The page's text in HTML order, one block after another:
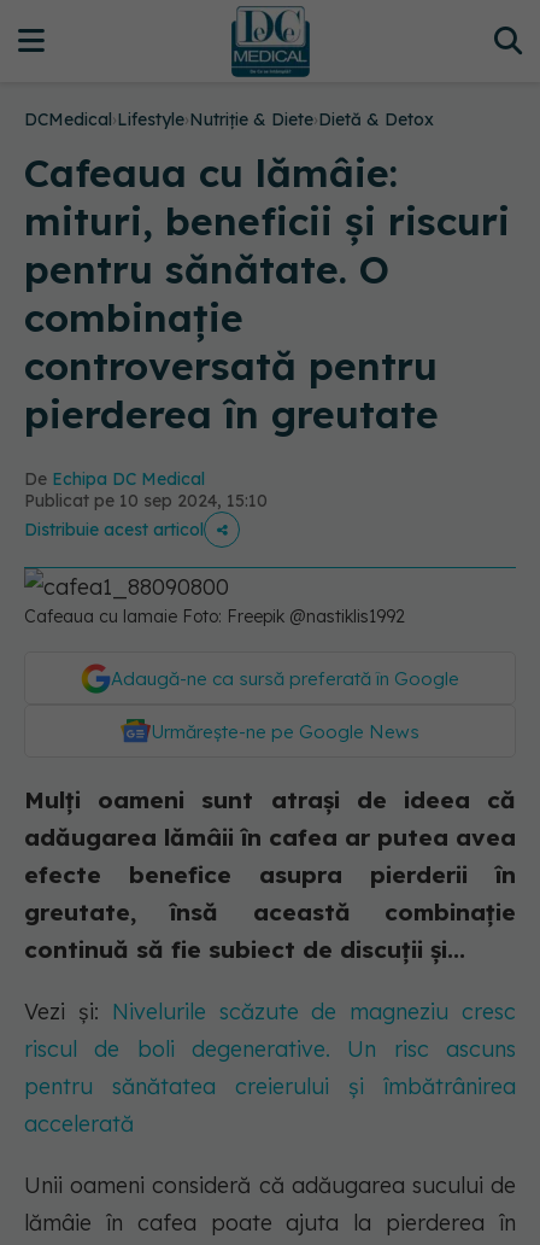
DCMedical›Lifestyle›Nutriție & Diete›Dietă & Detox
Cafeaua cu lămâie:
mituri, beneficii și riscuri
pentru sănătate. O
combinație
controversată pentru
pierderea în greutate
De Echipa DC Medical
Publicat pe 10 sep 2024, 15:10
Distribuie acest articol
Cafeaua cu lamaie Foto: Freepik @nastiklis1992
Adaugă-ne ca sursă preferată în Google
Urmărește-ne pe Google News
Mulți oameni sunt atrași de ideea că
adăugarea lămâii în cafea ar putea avea
efecte benefice asupra pierderii în
greutate, însă această combinație
continuă să fie subiect de discuții și...
Vezi și: Nivelurile scăzute de magneziu cresc
riscul de boli degenerative. Un risc ascuns
pentru sănătatea creierului și îmbătrânirea
accelerată
Unii oameni consideră că adăugarea sucului de
lămâie în cafea poate ajuta la pierderea în